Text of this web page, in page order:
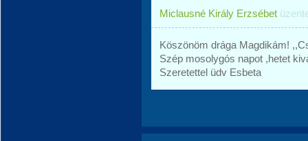
Miclausné Király Erzsébet
Köszönöm drága Magdikám!
Szép mosolygós napot ,hetet
Szeretettel üdv Esbeta